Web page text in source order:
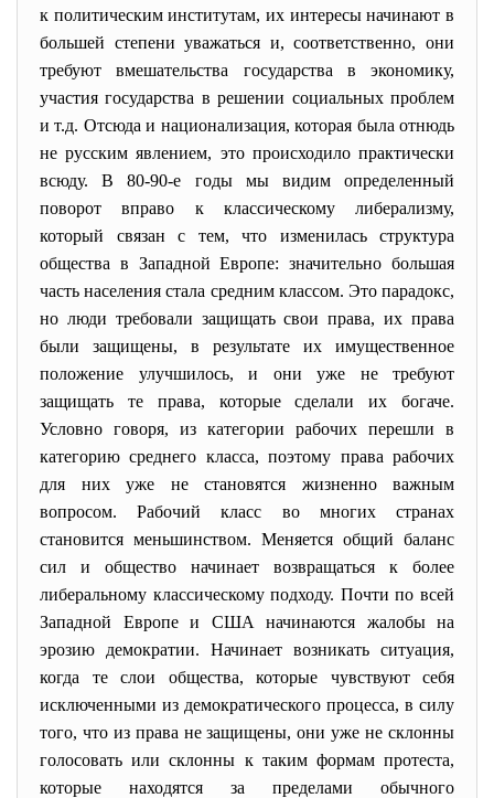
к политическим институтам, их интересы начинают в
большей степени уважаться и, соответственно, они
требуют вмешательства государства в экономику,
участия государства в решении социальных проблем
и т.д. Отсюда и национализация, которая была отнюдь
не русским явлением, это происходило практически
всюду. В 80-90-е годы мы видим определенный
поворот вправо к классическому либерализму,
который связан с тем, что изменилась структура
общества в Западной Европе: значительно большая
часть населения стала средним классом. Это парадокс,
но люди требовали защищать свои права, их права
были защищены, в результате их имущественное
положение улучшилось, и они уже не требуют
защищать те права, которые сделали их богаче.
Условно говоря, из категории рабочих перешли в
категорию среднего класса, поэтому права рабочих
для них уже не становятся жизненно важным
вопросом. Рабочий класс во многих странах
становится меньшинством. Меняется общий баланс
сил и общество начинает возвращаться к более
либеральному классическому подходу. Почти по всей
Западной Европе и США начинаются жалобы на
эрозию демократии. Начинает возникать ситуация,
когда те слои общества, которые чувствуют себя
исключенными из демократического процесса, в силу
того, что из права не защищены, они уже не склонны
голосовать или склонны к таким формам протеста,
которые находятся за пределами обычного